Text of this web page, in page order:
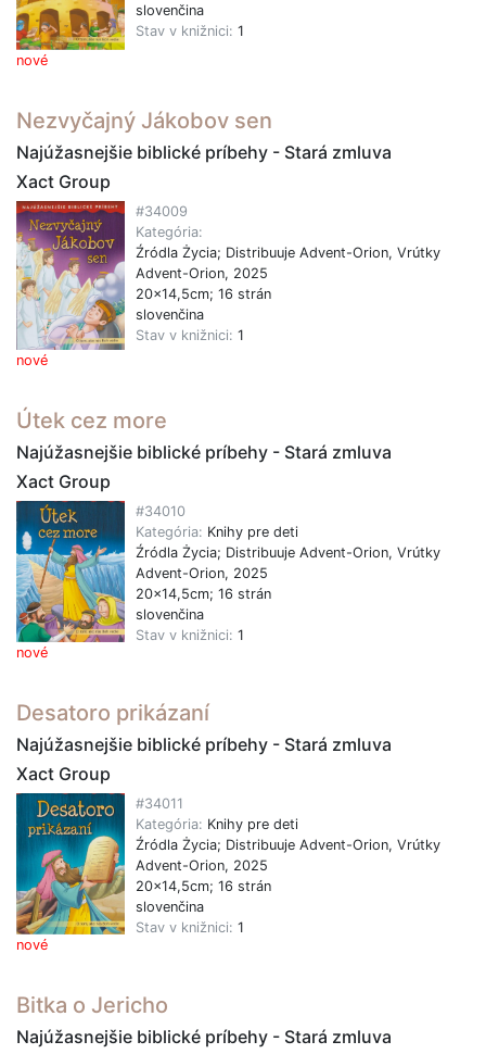
nové
slovenčina
Stav v knižnici: 1
Nezvyčajný Jákobov sen
Najúžasnejšie biblické príbehy - Stará zmluva
Xact Group
nové
#34009
Kategória:
Źródla Życia; Distribuuje Advent-Orion, Vrútky
Advent-Orion, 2025
20x14,5cm; 16 strán
slovenčina
Stav v knižnici: 1
Útek cez more
Najúžasnejšie biblické príbehy - Stará zmluva
Xact Group
nové
#34010
Kategória: Knihy pre deti
Źródla Życia; Distribuuje Advent-Orion, Vrútky
Advent-Orion, 2025
20x14,5cm; 16 strán
slovenčina
Stav v knižnici: 1
Desatoro prikázaní
Najúžasnejšie biblické príbehy - Stará zmluva
Xact Group
nové
#34011
Kategória: Knihy pre deti
Źródla Życia; Distribuuje Advent-Orion, Vrútky
Advent-Orion, 2025
20x14,5cm; 16 strán
slovenčina
Stav v knižnici: 1
Bitka o Jericho
Najúžasnejšie biblické príbehy - Stará zmluva